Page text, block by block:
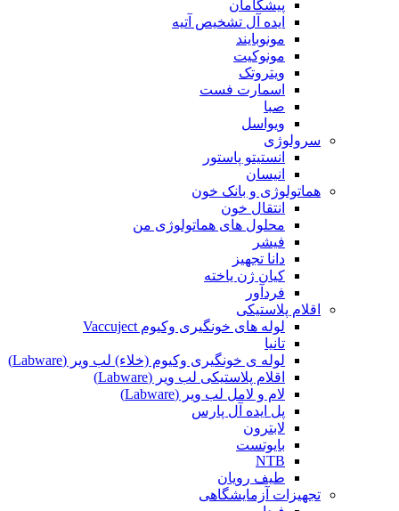
پیشگامان
ایده آل تشخیص آتیه
مونوبایند
مونوکیت
ویتروتک
اسمارت فست
صبا
ویواسل
سرولوژی
انستیتو پاستور
انیسان
هماتولوژی و بانک خون
انتقال خون
محلول های هماتولوژی من
فیشر
دانا تجهیز
کیان ژن یاخته
فردآور
اقلام پلاستیکی
لوله های خونگیری وکیوم Vaccuject
تانیا
لوله ی خونگیری وکیوم (خلاء) لب ویر (Labware)
اقلام پلاستیکی لب ویر (Labware)
لام و لامل لب ویر (Labware)
پل ایده آل پارس
لابترون
بایوتست
NTB
طیف رویان
تجهیزات آزمایشگاهی